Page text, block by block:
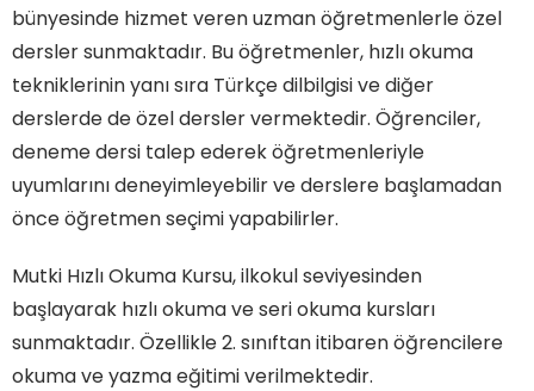
bünyesinde hizmet veren uzman öğretmenlerle özel
dersler sunmaktadır. Bu öğretmenler, hızlı okuma
tekniklerinin yanı sıra Türkçe dilbilgisi ve diğer
derslerde de özel dersler vermektedir. Öğrenciler,
deneme dersi talep ederek öğretmenleriyle
uyumlarını deneyimleyebilir ve derslere başlamadan
önce öğretmen seçimi yapabilirler.
Mutki Hızlı Okuma Kursu, ilkokul seviyesinden
başlayarak hızlı okuma ve seri okuma kursları
sunmaktadır. Özellikle 2. sınıftan itibaren öğrencilere
okuma ve yazma eğitimi verilmektedir.